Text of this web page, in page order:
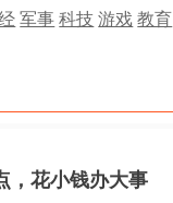
军事科技游戏教育
，花小钱办大事